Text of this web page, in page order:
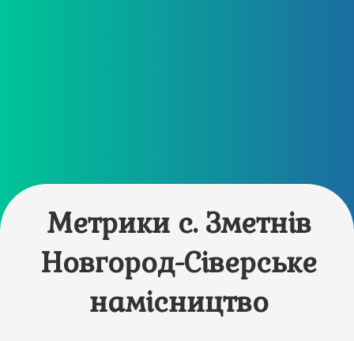
Метрики с. Зметнів
Новгород-Сіверське
намісництво